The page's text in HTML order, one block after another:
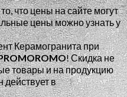
что цены на сайте могут
цены можно узнать у
Керамогранита при
!Скидка не
товары и на продукцию
действует в